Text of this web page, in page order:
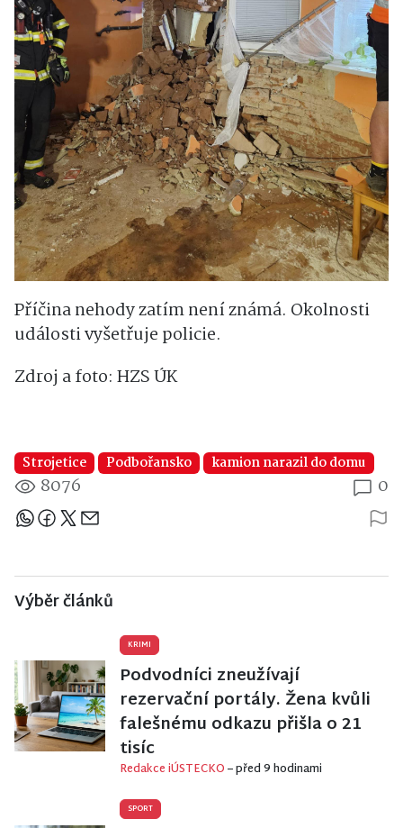
Příčina nehody zatím není známá. Okolnosti
události vyšetřuje policie.
Zdroj a foto: HZS ÚK
Strojetice Podbořansko kamion narazil do domu
8076 0
Sdílejte článek
Výběr článků
KRIMI
Podvodníci zneužívají
rezervační portály. Žena kvůli
falešnému odkazu přišla o 21
tisíc
Redakce iÚSTECKO– před 9 hodinami
SPORT